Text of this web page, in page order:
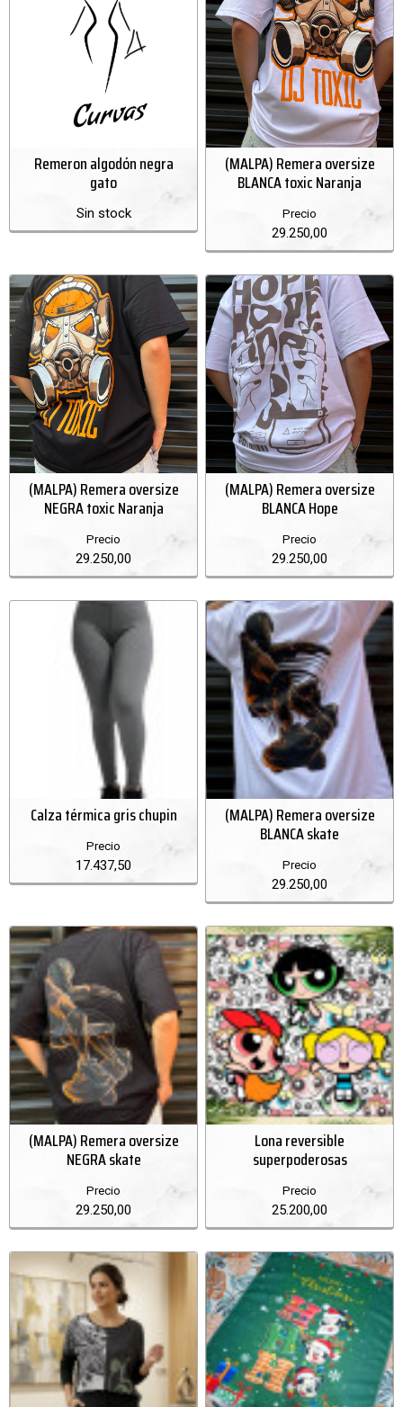
Remeron algodón negra
gato
Sin stock
(MALPA) Remera oversize
BLANCA toxic Naranja
Precio
29.250,00
(MALPA) Remera oversize
NEGRA toxic Naranja
Precio
29.250,00
(MALPA) Remera oversize
BLANCA Hope
Precio
29.250,00
Calza térmica gris chupin
Precio
17.437,50
(MALPA) Remera oversize
BLANCA skate
Precio
29.250,00
(MALPA) Remera oversize
NEGRA skate
Precio
29.250,00
Lona reversible
superpoderosas
Precio
25.200,00